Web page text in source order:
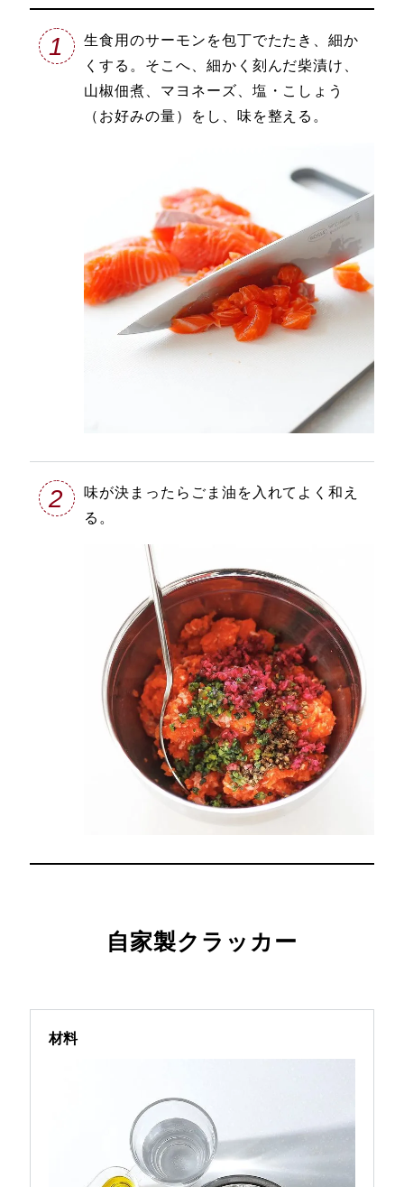
1
生食用のサーモンを包丁でたたき、細か
くする。そこへ、細かく刻んだ柴漬け、
山椒佃煮、マヨネーズ、塩・こしょう
（お好みの量）をし、味を整える。
2
味が決まったらごま油を入れてよく和え
る。
自家製クラッカー
材料